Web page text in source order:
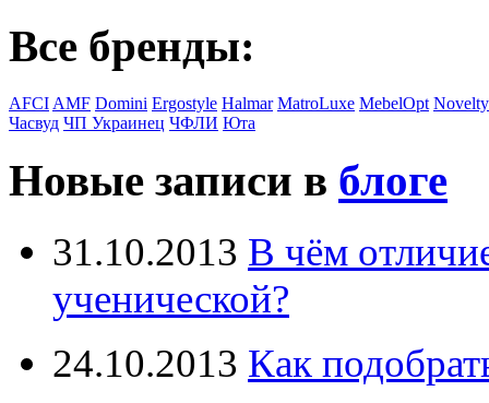
Все бренды:
AFCI AMF Domini Ergostyle Halmar MatroLuxe MebelOpt Novelty
Часвуд ЧП Украинец ЧФЛИ Юта
Новые записи в блоге
31.10.2013 В чём
ученической?
24.10.2013 Как